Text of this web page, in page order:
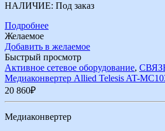
НАЛИЧИЕ: Под заказ
Подробнее
Желаемое
Добавить в желаемое
Быстрый просмотр
Активное сетевое оборудование,
Медиаконвертер Allied Telesis AT-
20 860₽
Медиаконвертер